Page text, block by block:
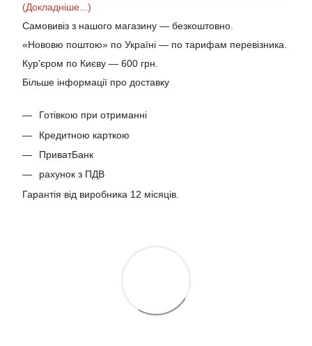
(Докладніше...)
Самовивіз з нашого магазину — безкоштовно.
«Нововю поштою» по Україні — по тарифам перевізника.
Кур'єром по Києву — 600 грн.
Більше інформації про доставку
Готівкою при отриманні
Кредитною карткою
ПриватБанк
рахунок з ПДВ
Гарантія від виробника 12 місяців.